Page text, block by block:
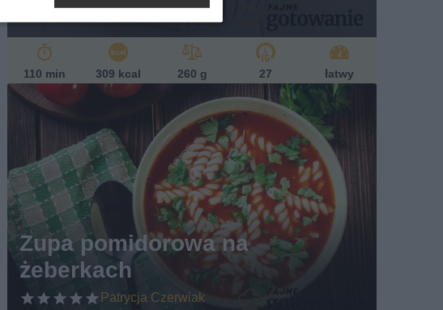
Magda Panek
110 min 309 kcal 260 g 27 łatwy
Zupa pomidorowa na
żeberkach
Patrycja Czerwiak